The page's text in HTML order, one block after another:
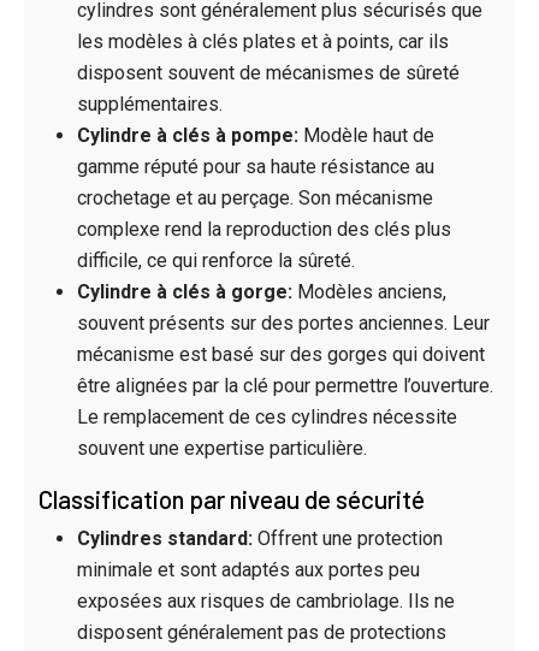
cylindres sont généralement plus sécurisés que
les modèles à clés plates et à points, car ils
disposent souvent de mécanismes de sûreté
supplémentaires.
Cylindre à clés à pompe: Modèle haut de
gamme réputé pour sa haute résistance au
crochetage et au perçage. Son mécanisme
complexe rend la reproduction des clés plus
difficile, ce qui renforce la sûreté.
Cylindre à clés à gorge: Modèles anciens,
souvent présents sur des portes anciennes. Leur
mécanisme est basé sur des gorges qui doivent
être alignées par la clé pour permettre l’ouverture.
Le remplacement de ces cylindres nécessite
souvent une expertise particulière.
Classification par niveau de sécurité
Cylindres standard: Offrent une protection
minimale et sont adaptés aux portes peu
exposées aux risques de cambriolage. Ils ne
disposent généralement pas de protections